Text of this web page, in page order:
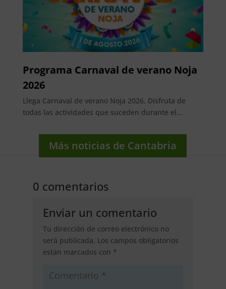
Programa Carnaval de verano Noja
2026
Llega Carnaval de verano Noja 2026. Disfruta de
todas las actividades que suceden durante el...
Más noticias de Cantabria
0 comentarios
Enviar un comentario
Tu dirección de correo electrónico no
será publicada. Los campos obligatorios
están marcados con *